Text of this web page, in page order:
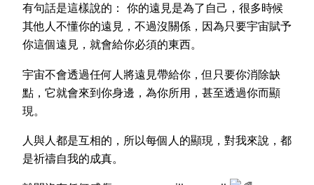
有句話是這樣說的： 你的遠見是為了自己，很多時候
其他人不懂你的遠見，不過沒關係，因為只要宇宙賦予
你這個遠見，就會給你必須的東西。
宇宙不會透過任何人將遠見帶給你，但只要你消除缺
點，它就會來到你身邊，為你所用，甚至透過你而顯
現。
人與人都是互相的，所以每個人的顯現，對我來說，都
是祈禱自我的成真。